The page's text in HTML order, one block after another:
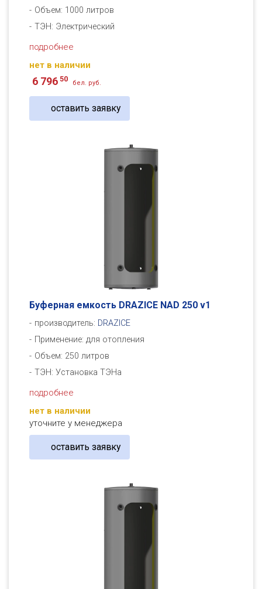
Объем: 1000 литров
ТЭН: Электрический
подробнее
нет в наличии
6 796 50 бел. руб.
оставить заявку
Буферная емкость DRAZICE NAD 250 v1
производитель: DRAZICE
Применение: для отопления
Объем: 250 литров
ТЭН: Установка ТЭНа
подробнее
нет в наличии
уточните у менеджера
оставить заявку